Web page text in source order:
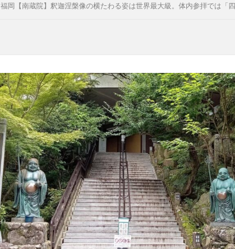
福岡【南蔵院】釈迦涅槃像の横たわる姿は世界最大級。体内参拝では「